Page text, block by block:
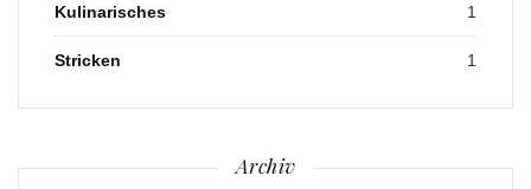
Kulinarisches 1
Stricken 1
Archiv